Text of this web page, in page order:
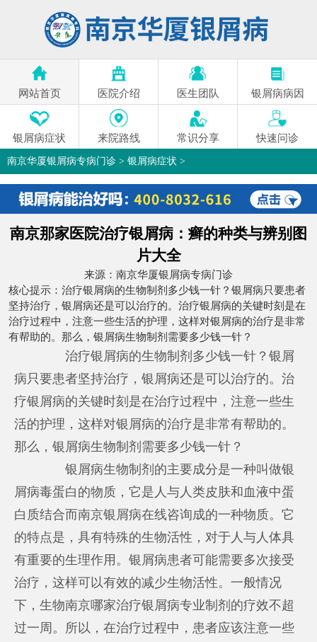
网站首页 医院介绍 医生团队 银屑病病因
银屑病症状 来院路线 常识分享 快速问诊
南京华厦银屑病专病门诊 > 银屑病症状 >
南京那家医院治疗银屑病：癣的种类与辨别图
片大全
来源： 南京华厦银屑病专病门诊
核心提示：治疗银屑病的生物制剂多少钱一针？银屑病只要患者
坚持治疗，银屑病还是可以治疗的。治疗银屑病的关键时刻是在
治疗过程中，注意一些生活的护理，这样对银屑病的治疗是非常
有帮助的。那么，银屑病生物制剂需要多少钱一针？
治疗银屑病的生物制剂多少钱一针？银屑
病只要患者坚持治疗，银屑病还是可以治疗的。治
疗银屑病的关键时刻是在治疗过程中，注意一些生
活的护理，这样对银屑病的治疗是非常有帮助的。
那么，银屑病生物制剂需要多少钱一针？
银屑病生物制剂的主要成分是一种叫做银
屑病毒蛋白的物质，它是人与人类皮肤和血液中蛋
白质结合而南京银屑病在线咨询成的一种物质。它
的特点是，具有特殊的生物活性，对于人与人体具
有重要的生理作用。银屑病患者可能需要多次接受
治疗，这样可以有效的减少生物活性。一般情况
下，生物南京哪家治疗银屑病专业制剂的疗效不超
过一周。所以，在治疗过程中，患者应该注意一些